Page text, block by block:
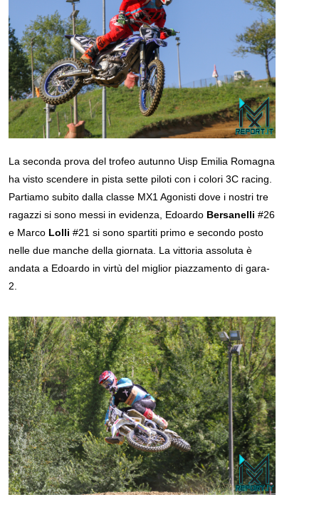
La seconda prova del trofeo autunno Uisp Emilia Romagna
ha visto scendere in pista sette piloti con i colori 3C racing.
Partiamo subito dalla classe MX1 Agonisti dove i nostri tre
ragazzi si sono messi in evidenza, Edoardo Bersanelli #26
e Marco Lolli #21 si sono spartiti primo e secondo posto
nelle due manche della giornata. La vittoria assoluta è
andata a Edoardo in virtù del miglior piazzamento di gara-
2.